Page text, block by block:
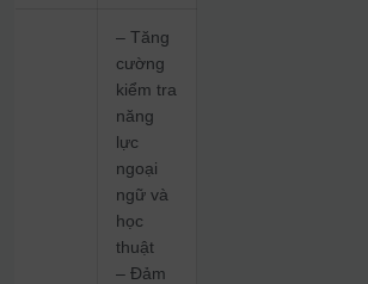
– Tăng
cường
kiểm tra
năng
lực
ngoại
ngữ và
học
thuật
– Đảm